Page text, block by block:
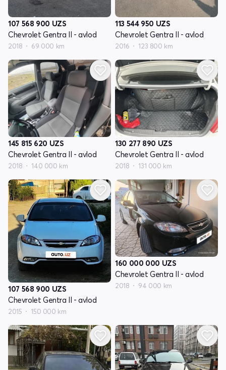
107 568 900 UZS
Chevrolet Gentra II - avlod
2018 69 000 km
113 544 950 UZS
Chevrolet Gentra II - avlod
2016 123 800 km
145 815 620 UZS
Chevrolet Gentra II - avlod
2018 140 000 km
130 277 890 UZS
Chevrolet Gentra II - avlod
2018 131 000 km
107 568 900 UZS
Chevrolet Gentra II - avlod
2015 150 000 km
160 000 000 UZS
Chevrolet Gentra II - avlod
2018 94 000 km